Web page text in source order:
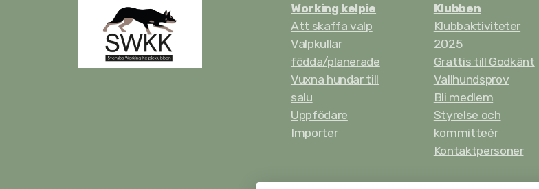
Working kelpie
Att skaffa valp
Valpkullar
födda/planerade
Vuxna hundar till
salu
Uppfödare
Importer
Klubben
Klubbaktiviteter
2025
Grattis till Godkänt
Vallhundsprov
Bli medlem
Styrelse och
kommitteér
Kontaktpersoner